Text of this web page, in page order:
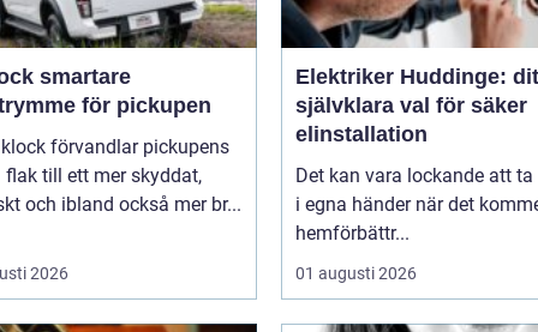
för pickupen
förvandlar pickupens
flak till ett mer skyddat,
och ibland också mer br...
2026
Elektriker Huddinge:
självklara val för säker
elinstallation
Det kan vara lockande att ta
i egna händer när det
hemförbättr...
01 augusti 2026